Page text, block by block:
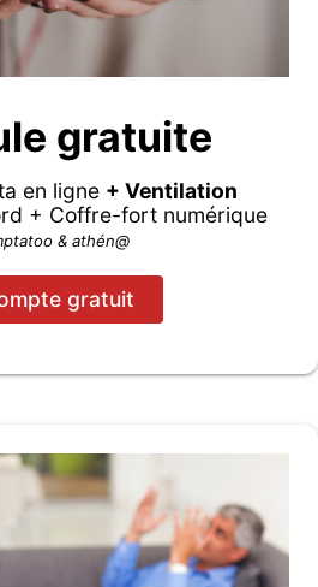
gratuite
en ligne + Ventilation
+ Coffre-fort numérique
& athén@
gratuit